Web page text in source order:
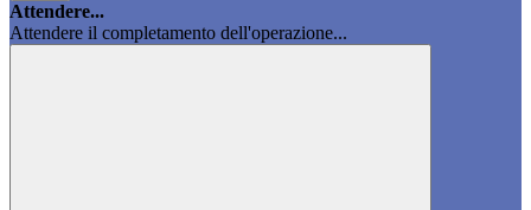
Attendere...
Attendere il completamento dell'operazione...